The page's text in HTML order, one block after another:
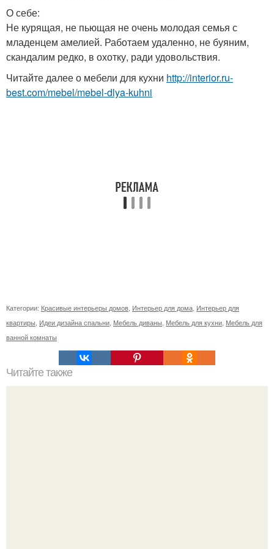
О себе:
Не курящая, не пьющая не очень молодая семья с
младенцем амелией. Работаем удаленно, не буяним,
скандалим редко, в охотку, ради удовольствия.
Читайте далее о мебели для кухни http://interior.ru-
best.com/mebel/mebel-dlya-kuhni
Категории: Красивые интерьеры домов, Интерьер для дома, Интерьер для
квартиры, Идеи дизайна спальни, Мебель диваны, Мебель для кухни, Мебель для
ванной комнаты
Читайте также